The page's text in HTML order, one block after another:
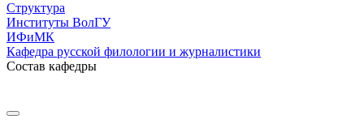
Структура
Институты ВолГУ
ИФиМК
Кафедра русской филологии и журналистики
Состав кафедры